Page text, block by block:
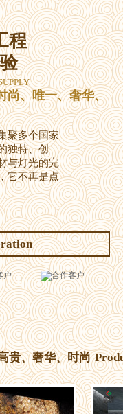
程
尚、唯一、奢华、
聚多个国家
独特、创
与灯光的完
它不再是点
贵、奢华、时尚